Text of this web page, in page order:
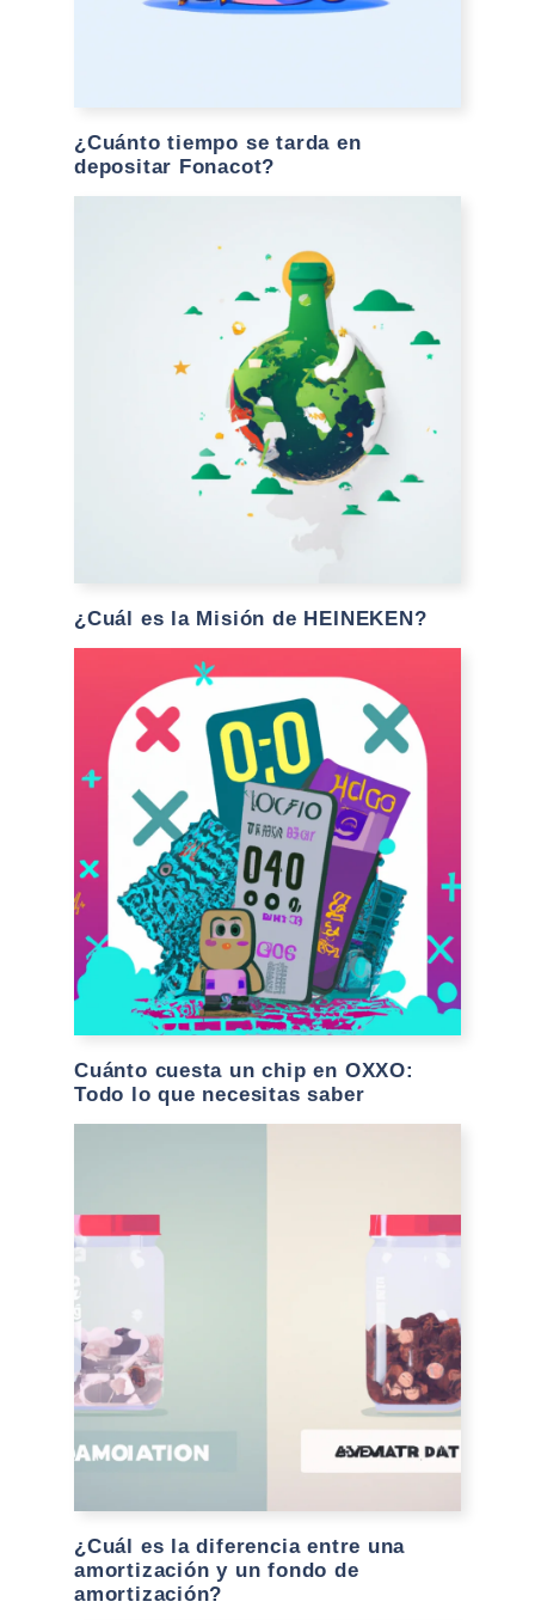
¿Cuánto tiempo se tarda en
depositar Fonacot?
¿Cuál es la Misión de HEINEKEN?
Cuánto cuesta un chip en OXXO:
Todo lo que necesitas saber
¿Cuál es la diferencia entre una
amortización y un fondo de
amortización?